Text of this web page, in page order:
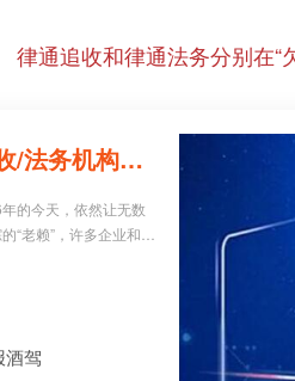
律通追收和律通法务分别在“
欠债难追回？2026年正规催收/法务机构红黑榜，避坑必看！
的今天，依然让无数
老赖”，许多企业和个
款，反而被不正规
而惹上官司。到底哪些
托付的正规机构
酒驾